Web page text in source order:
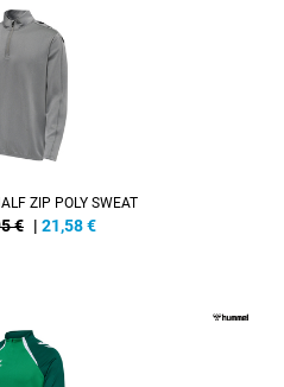
ZIP POLY SWEAT
€ | 21,58€